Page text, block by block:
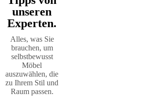
unseren
Experten.
Alles, was Sie
brauchen, um
selbstbewusst
Möbel
auszuwählen, die
zu Ihrem Stil und
Raum passen.